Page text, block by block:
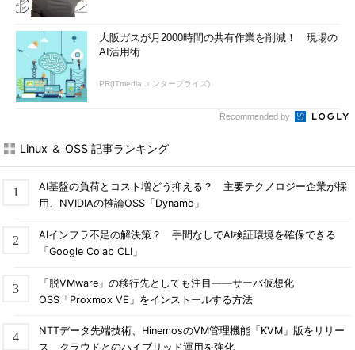
大阪ガスが月2000時間の共有作業を削減！ 現場の
AI活用術
PR(ITmedia エンタープライズ)
Recommended by
Linux ＆ OSS 記事ランキング
AI基盤の負荷とコスト増どう抑える？ 主要テクノロジー企業が採
用、NVIDIAの推論OSS「Dynamo」
AIインフラ不足の解決策？ 手間なしでAI検証環境を確保できる
「Google Colab CLI」
「脱VMware」の移行先としても注目――サーバ仮想化
OSS「Proxmox VE」をインストールする方法
NTTデータ先端技術、HinemosのVM管理機能「KVM」版をリリー
ス クラウドとのハイブリッド運用を強化